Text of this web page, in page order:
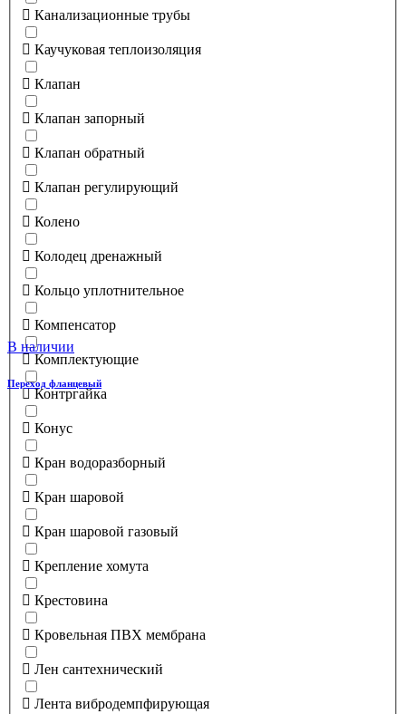
Канализационные трубы
Каучуковая теплоизоляция
Клапан
Клапан запорный
Клапан обратный
Клапан регулирующий
Колено
Колодец дренажный
Кольцо уплотнительное
Компенсатор
Комплектующие
Контргайка
Конус
Кран водоразборный
Кран шаровой
Кран шаровой газовый
Крепление хомута
Крестовина
Кровельная ПВХ мембрана
Лен сантехнический
Лента вибродемпфирующая
В наличии
Переход фланцевый